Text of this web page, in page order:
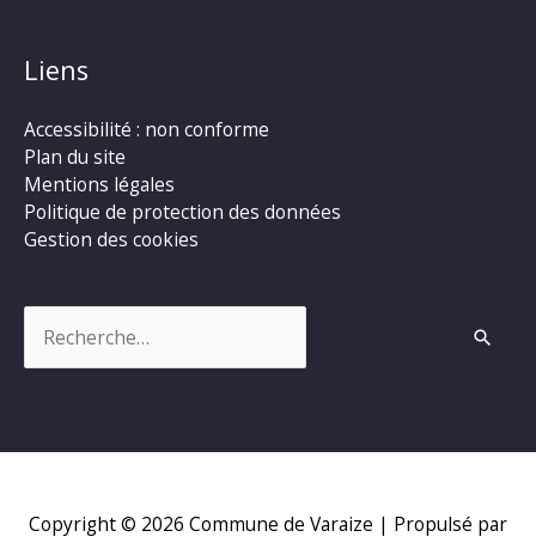
Liens
Accessibilité : non conforme
Plan du site
Mentions légales
Politique de protection des données
Gestion des cookies
Copyright © 2026 Commune de Varaize | Propulsé par